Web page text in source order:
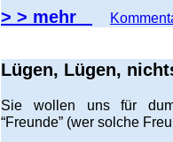
> > mehr
Lügen, Lügen,
Sie wollen uns für
“Freunde” (wer solche